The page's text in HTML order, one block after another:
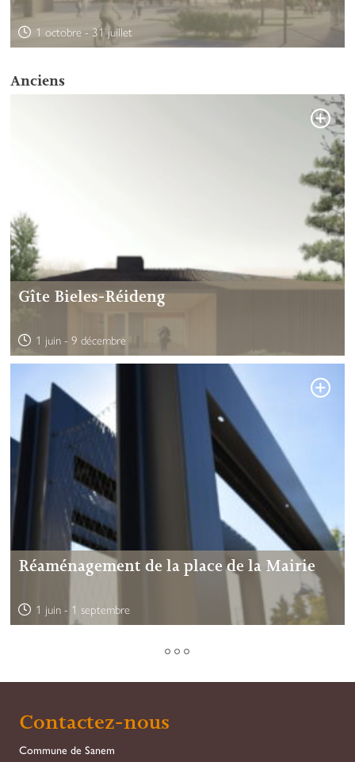
1 octobre- 31 juillet
Anciens
Gîte Bieles-Réideng
1 juin-9 décembre
Réaménagement de la place de la Mairie
1 juin- 1 septembre
Contactez-nous
Commune de Sanem